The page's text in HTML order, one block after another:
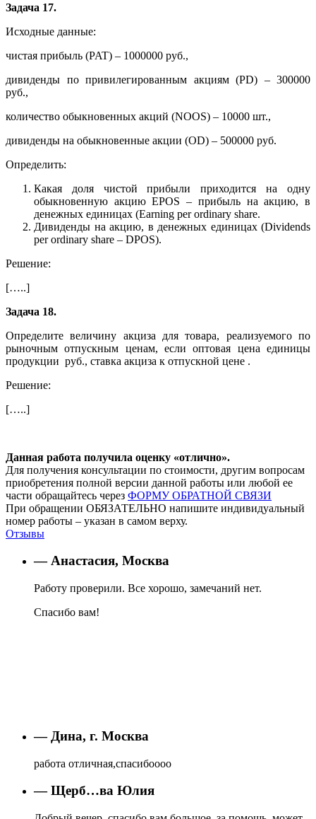
Задача 17.
Исходные данные:
чистая прибыль (PAT) – 1000000 руб.,
дивиденды по привилегированным акциям (PD) – 300000
руб.,
количество обыкновенных акций (NOOS) – 10000 шт.,
дивиденды на обыкновенные акции (OD) – 500000 руб.
Определить:
Какая доля чистой прибыли приходится на одну
обыкновенную акцию EPOS – прибыль на акцию, в
денежных единицах (Earning per ordinary share.
Дивиденды на акцию, в денежных единицах (Dividends
per ordinary share – DPOS).
Решение:
[…..]
Задача 18.
Определите величину акциза для товара, реализуемого по
рыночным отпускным ценам, если оптовая цена единицы
продукции руб., ставка акциза к отпускной цене .
Решение:
[…..]
Данная работа получила оценку «отлично».
Для получения консультации по стоимости, другим вопросам
приобретения полной версии данной работы или любой ее
части обращайтесь через ФОРМУ ОБРАТНОЙ СВЯЗИ
При обращении ОБЯЗАТЕЛЬНО напишите индивидуальный
номер работы – указан в самом верху.
Отзывы
— Анастасия, Москва
Работу проверили. Все хорошо, замечаний нет.
Спасибо вам!
— Дина, г. Москва
работа отличная,спасибоооо
— Щерб…ва Юлия